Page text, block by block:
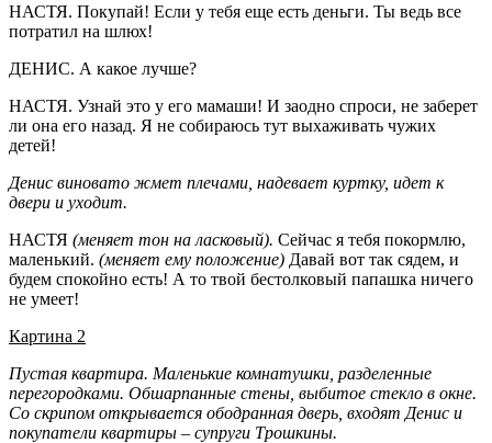
НАСТЯ. Покупай! Если у тебя еще есть деньги. Ты ведь все
потратил на шлюх!
ДЕНИС. А какое лучше?
НАСТЯ. Узнай это у его мамаши! И заодно спроси, не заберет
ли она его назад. Я не собираюсь тут выхаживать чужих
детей!
Денис виновато жмет плечами, надевает куртку, идет к
двери и уходит.
НАСТЯ (меняет тон на ласковый). Сейчас я тебя покормлю,
маленький. (меняет ему положение) Давай вот так сядем, и
будем спокойно есть! А то твой бестолковый папашка ничего
не умеет!
Картина 2
Пустая квартира. Маленькие комнатушки, разделенные
перегородками. Обшарпанные стены, выбитое стекло в окне.
Со скрипом открывается ободранная дверь, входят Денис и
покупатели квартиры – супруги Трошкины.